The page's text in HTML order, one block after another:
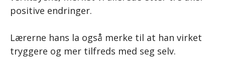
positive endringer.
Lærerne hans la også merke til at han virket
tryggere og mer tilfreds med seg selv.